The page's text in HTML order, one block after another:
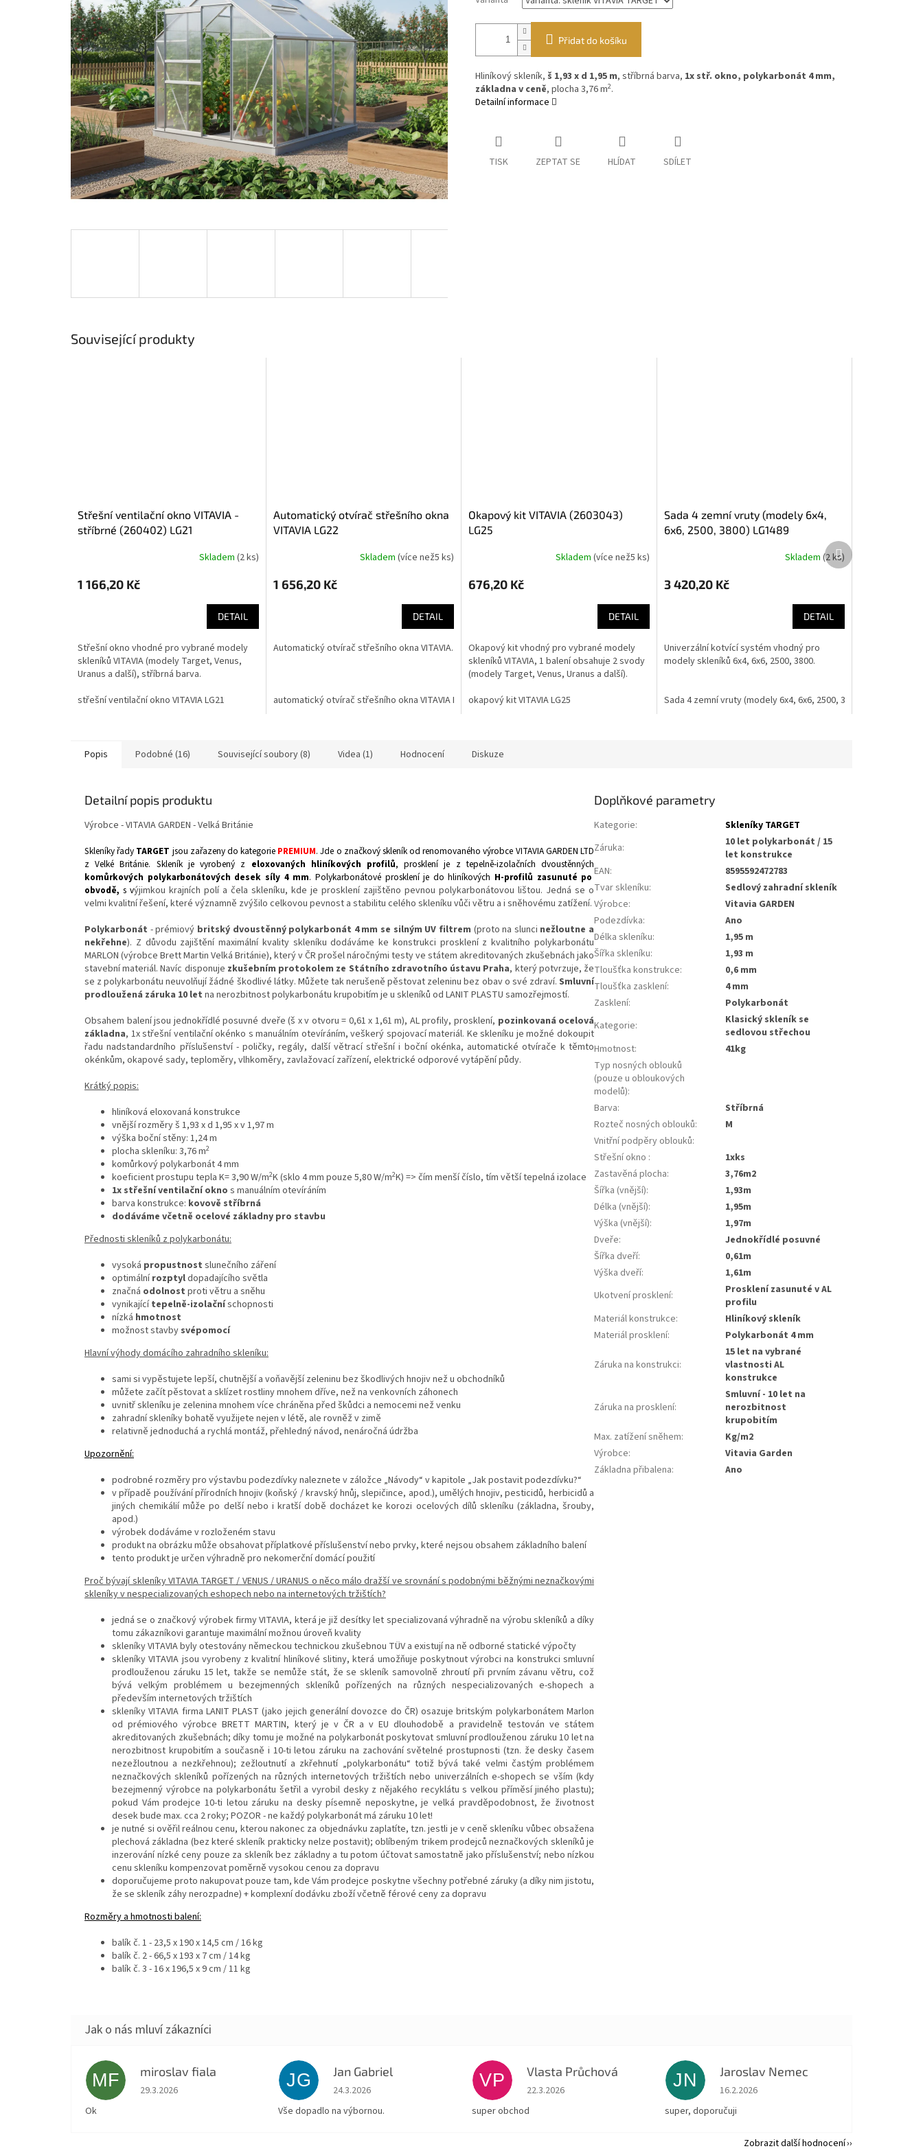
Přidat do košíku
Hliníkový skleník, š 1,93 x d 1,95 m, stříbrná barva, 1x stř. okno, polykarbonát 4 mm,
základna v ceně, plocha 3,76 m2.
Detailní informace
TISK ZEPTAT SE HLÍDAT SDÍLET
Související produkty
střešní ventilační okno VITAVIA -
stříbrné (260402) LG21
Skladem (2 ks)
1 166,20 Kč
DETAIL
Střešní okno vhodné pro vybrané modely
skleníků VITAVIA (modely Target, Venus,
Uranus a další), stříbrná barva.
střešní ventilační okno VITAVIA LG21
automatický otvírač střešního okna
VITAVIA LG22
Skladem (více než5 ks)
1 656,20 Kč
DETAIL
Automatický otvírač střešního okna VITAVIA.
automatický otvírač střešního okna VITAVIA LG22
okapový kit VITAVIA (2603043)
LG25
Skladem (více než5 ks)
676,20 Kč
DETAIL
Okapový kit vhodný pro vybrané modely
skleníků VITAVIA, 1 balení obsahuje 2 svody
(modely Target, Venus, Uranus a další).
okapový kit VITAVIA LG25
Sada 4 zemní vruty (modely 6x4,
6x6, 2500, 3800) LG1489
Skladem (2 ks)
3 420,20 Kč
DETAIL
Univerzální kotvící systém vhodný pro
modely skleníků 6x4, 6x6, 2500, 3800.
Sada 4 zemní vruty (modely 6x4, 6x6, 2500, 3800) LG1489
Další
produkt
Popis Podobné (16) Související soubory (8) Videa (1) Hodnocení Diskuze
Detailní popis produktu
Výrobce - VITAVIA GARDEN - Velká Británie
Skleníky řady TARGET jsou zařazeny do kategorie PREMIUM. Jde o značkový skleník od renomovaného výrobce VITAVIA GARDEN LTD
z Velké Británie. Skleník je vyrobený z eloxovaných hliníkových profilů, prosklení je z tepelně-izolačních dvoustěnných
komůrkových polykarbonátových desek síly 4 mm. Polykarbonátové prosklení je do hliníkových H-profilů zasunuté po
obvodě,s výjimkou krajních polí a čela skleníku, kde je prosklení zajištěno pevnou polykarbonátovou lištou. Jedná se o
velmi kvalitní řešení, které významně zvýšilo celkovou pevnost a stabilitu celého skleníku vůči větru a i sněhovému zatížení.
Polykarbonát - prémiový britský dvoustěnný polykarbonát 4 mm se silným UV filtrem (proto na slunci nežloutne a
nekřehne). Z důvodu zajištění maximální kvality skleníku dodáváme ke konstrukci prosklení z kvalitního polykarbonátu
MARLON (výrobce Brett Martin Velká Británie), který v ČR prošel náročnými testy ve státem akreditovaných zkušebnách jako
stavební materiál. Navíc disponuje zkušebním protokolem ze Státního zdravotního ústavu Praha, který potvrzuje, že
se z polykarbonátu neuvolňují žádné škodlivé látky. Můžete tak nerušeně pěstovat zeleninu bez obav o své zdraví.Smluvní
prodloužená záruka 10 let na nerozbitnost polykarbonátu krupobitím je u skleníků od LANIT PLASTU samozřejmostí.
Obsahem balení jsou jednokřídlé posuvné dveře (š x v otvoru = 0,61 x 1,61 m), AL profily, prosklení, pozinkovaná ocelová
základna, 1x střešní ventilační okénko s manuálním otevíráním, veškerý spojovací materiál. Ke skleníku je možné dokoupit
řadu nadstandardního příslušenství - poličky, regály, další větrací střešní i boční okénka, automatické otvírače k těmto
okénkům, okapové sady, teploměry, vlhkoměry, zavlažovací zařízení, elektrické odporové vytápění půdy.
Krátký popis:
hliníková eloxovaná konstrukce
vnější rozměry š 1,93 x d 1,95 x v 1,97 m
výška boční stěny: 1,24 m
plocha skleníku: 3,76 m2
komůrkový polykarbonát 4 mm
koeficient prostupu tepla K= 3,90 W/m2K (sklo 4 mm pouze 5,80 W/m2K) => čím menší číslo, tím větší tepelná izolace
1x střešní ventilační okno s manuálním otevíráním
barva konstrukce: kovově stříbrná
dodáváme včetně ocelové základny pro stavbu
Přednosti skleníků z polykarbonátu:
vysoká propustnost slunečního záření
optimálnírozptyldopadajícího světla
značná odolnost proti větru a sněhu
vynikajícítepelně-izolačníschopnosti
nízká hmotnost
možnost stavby svépomocí
Hlavní výhody domácího zahradního skleníku:
sami si vypěstujete lepší, chutnější a voňavější zeleninu bez škodlivých hnojiv než u obchodníků
můžete začít pěstovat a sklízet rostliny mnohem dříve, než na venkovních záhonech
uvnitř skleníku je zelenina mnohem více chráněna před škůdci a nemocemi než venku
zahradní skleníky bohatě využijete nejen v létě, ale rovněž v zimě
relativně jednoduchá a rychlá montáž, přehledný návod, nenáročná údržba
Upozornění:
podrobné rozměry pro výstavbu podezdívky naleznete v záložce „Návody“ v kapitole „Jak postavit podezdívku?“
v případě používání přírodních hnojiv (koňský / kravský hnůj, slepičince, apod.), umělých hnojiv, pesticidů, herbicidů a
jiných chemikálií může po delší nebo i kratší době docházet ke korozi ocelových dílů skleníku (základna, šrouby,
apod.)
výrobek dodáváme v rozloženém stavu
produkt na obrázku může obsahovat příplatkové příslušenství nebo prvky, které nejsou obsahem základního balení
tento produkt je určen výhradně pro nekomerční domácí použití
Proč bývají skleníky VITAVIA TARGET / VENUS / URANUS o něco málo dražší ve srovnání s podobnými běžnými neznačkovými
skleníky v nespecializovaných eshopech nebo na internetových tržištích?
jedná se o značkový výrobek firmy VITAVIA, která je již desítky let specializovaná výhradně na výrobu skleníků a díky
tomu zákazníkovi garantuje maximální možnou úroveň kvality
skleníky VITAVIA byly otestovány německou technickou zkušebnou TÜV a existují na ně odborné statické výpočty
skleníky VITAVIA jsou vyrobeny z kvalitní hliníkové slitiny, která umožňuje poskytnout výrobci na konstrukci smluvní
prodlouženou záruku 15 let, takže se nemůže stát, že se skleník samovolně zhroutí při prvním závanu větru, což
bývá velkým problémem u bezejmenných skleníků pořízených na různých nespecializovaných e-shopech a
především internetových tržištích
skleníky VITAVIA firma LANIT PLAST (jako jejich generální dovozce do ČR) osazuje britským polykarbonátem Marlon
od prémiového výrobce BRETT MARTIN, který je v ČR a v EU dlouhodobě a pravidelně testován ve státem
akreditovaných zkušebnách; díky tomu je možné na polykarbonát poskytovat smluvní prodlouženou záruku 10 let na
nerozbitnost krupobitím a současně i 10-ti letou záruku na zachování světelné prostupnosti (tzn. že desky časem
nezežloutnou a nezkřehnou); zežloutnutí a zkřehnutí „polykarbonátu“ totiž bývá také velmi častým problémem
neznačkových skleníků pořízených na různých internetových tržištích nebo univerzálních e-shopech se vším (kdy
bezejmenný výrobce na polykarbonátu šetřil a vyrobil desky z nějakého recyklátu s velkou příměsí jiného plastu);
pokud Vám prodejce 10-ti letou záruku na desky písemně neposkytne, je velká pravděpodobnost, že životnost
desek bude max. cca 2 roky; POZOR - ne každý polykarbonát má záruku 10 let!
je nutné si ověřil reálnou cenu, kterou nakonec za objednávku zaplatíte, tzn. jestli je v ceně skleníku vůbec obsažena
plechová základna (bez které skleník prakticky nelze postavit); oblíbeným trikem prodejců neznačkových skleníků je
inzerování nízké ceny pouze za skleník bez základny a tu potom účtovat samostatně jako příslušenství; nebo nízkou
cenu skleníku kompenzovat poměrně vysokou cenou za dopravu
doporučujeme proto nakupovat pouze tam, kde Vám prodejce poskytne všechny potřebné záruky (a díky nim jistotu,
že se skleník záhy nerozpadne) + komplexní dodávku zboží včetně férové ceny za dopravu
Rozměry a hmotnosti balení:
balík č. 1 - 23,5 x 190 x 14,5 cm / 16 kg
balík č. 2 - 66,5 x 193 x 7 cm / 14 kg
balík č. 3 - 16 x 196,5 x 9 cm / 11 kg
Doplňkové parametry
Kategorie:
Skleníky TARGET
Záruka:
10 let polykarbonát / 15
let konstrukce
EAN:
8595592472783
Tvar skleníku:
Sedlový zahradní skleník
Výrobce:
Vitavia GARDEN
Podezdívka:
Ano
Délka skleníku:
1,95 m
Šířka skleníku:
1,93 m
Tloušťka konstrukce:
0,6 mm
Tloušťka zasklení:
4 mm
Zasklení:
Polykarbonát
Kategorie:
klasický skleník se
sedlovou střechou
Hmotnost:
41kg
Typ nosných oblouků
(pouze u obloukových
modelů):
Barva:
stříbrná
Rozteč nosných oblouků:
m
Vnitřní podpěry oblouků:
Střešní okno :
1xks
Zastavěná plocha:
3,76m2
Šířka (vnější):
1,93m
Délka (vnější):
1,95m
Výška (vnější):
1,97m
Dveře:
jednokřídlé posuvné
Šířka dveří:
0,61m
Výška dveří:
1,61m
Ukotvení prosklení:
prosklení zasunuté v AL
profilu
Materiál konstrukce:
hliníkový skleník
Materiál prosklení: polykarbonát 4 mm
Záruka na konstrukci:
15 let na vybrané
vlastnosti AL
konstrukce
Záruka na prosklení:
smluvní - 10 let na
nerozbitnost
krupobitím
Max. zatížení sněhem:
kg/m2
Výrobce:
Vitavia Garden
Základna přibalena: ano
MF miroslav fiala
Hodnocení obchodu je 5 z 5 hvězdiček.
29.3.2026
Ok
JG Jan Gabriel
Hodnocení obchodu je 5 z 5 hvězdiček.
24.3.2026
Vše dopadlo na výbornou.
VP Vlasta Průchová
Hodnocení obchodu je 5 z 5 hvězdiček.
22.3.2026
super obchod
JN Jaroslav Nemec
Hodnocení obchodu je 5 z 5 hvězdiček.
16.2.2026
super, doporučuji
Zobrazit další hodnocení